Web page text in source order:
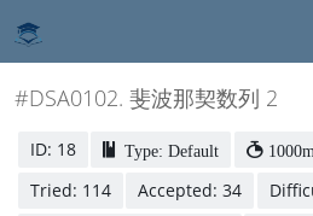
#DSA0102. 斐波那契数列 2
ID: 18 Type: Default
Tried: 114 Accepted: 34